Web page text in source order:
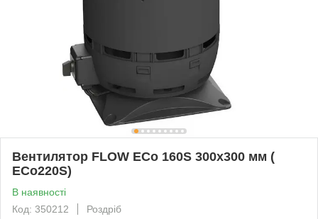
Вентилятор FLOW ECo 160S 300х300 мм (
ECo220S)
В наявності
Код: 350212
Роздріб